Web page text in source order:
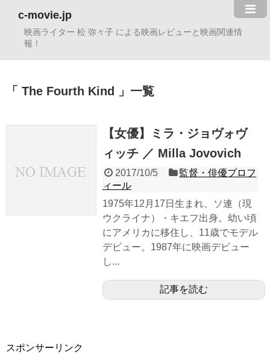
c-movie.jp
映画ライター 松 弥々子 による映画レビューと映画関連情
報！
The Fourth Kind 一覧
【女優】ミラ・ジョヴォヴ
ィッチ ／ Milla Jovovich
2017/10/5
監督・俳優プロフ
ィール
1975年12月17日生まれ、ソ連（現
ウクライナ）・キエフ出身。幼い頃
にアメリカに移住し、11歳でモデル
デビュー。1987年に映画デビュー
し...
記事を読む
スポンサーリンク